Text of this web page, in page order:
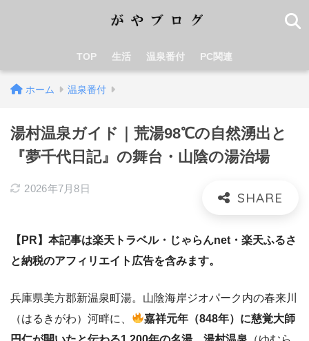
TOP 生活 温泉番付 PC関連
ホーム 温泉番付
湯村温泉ガイド｜荒湯98℃の自然湧出と
『夢千代日記』の舞台・山陰の湯治場
2026年7月8日
【PR】本記事は楽天トラベル・じゃらんnet・楽天ふるさ
と納税のアフィリエイト広告を含みます。
兵庫県美方郡新温泉町湯。山陰海岸ジオパーク内の春来川
（はるきがわ）河畔に、
嘉祥元年（848年）に慈覚大師